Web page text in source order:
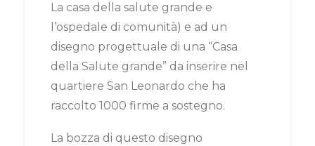
La casa della salute grande e
l’ospedale di comunità) e ad un
disegno progettuale di una “Casa
della Salute grande” da inserire nel
quartiere San Leonardo che ha
raccolto 1000 firme a sostegno.
La bozza di questo disegno